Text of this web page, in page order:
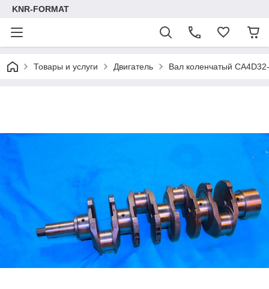
KNR-FORMAT
Товары и услуги Двигатель Вал коленчатый